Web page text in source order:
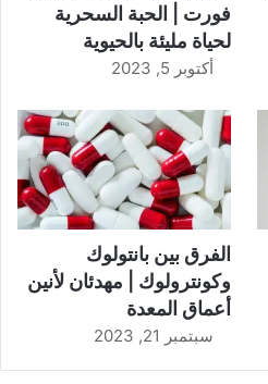
فورت | الحبة السحرية
لحياة مليئة بالحيوية
أكتوبر 5, 2023
الفرق بين بانتولوك
وكونترولوك | مهدئان لأنين
أعماق المعدة
سبتمبر 21, 2023